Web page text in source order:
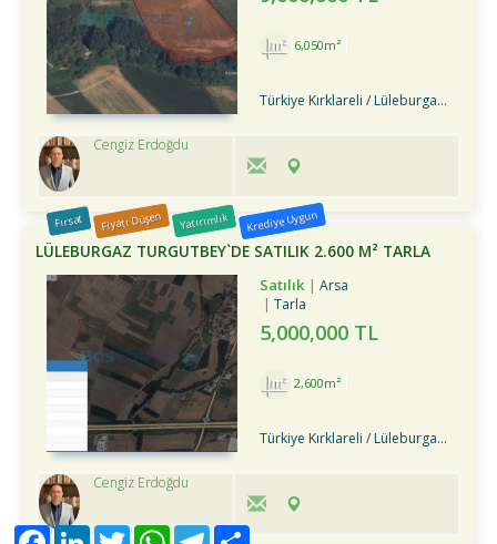
6,050m²
Türkiye Kırklareli / Lüleburgaz
Cengiz Erdoğdu
Fırsat Fiyatı Düşen Yatırımlık Krediye Uygun
LÜLEBURGAZ TURGUTBEY`DE SATILIK 2.600 M² TARLA
Satılık
Arsa
Tarla
5,000,000 TL
2,600m²
Türkiye Kırklareli / Lüleburgaz
Cengiz Erdoğdu
FacebookLinkedInTwitter WhatsAppTelegram